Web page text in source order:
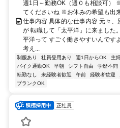
週1日～勤務OK（週０も相談可）
てくださいね ※お休みの希望も出
仕事内容 具体的な仕事内容 元々
が 転職して「太平洋」に来ました
平洋って すごく働きやすいんです
考え...
制服あり 社員登用あり 週1日からOK 主
バイク通勤OK
早朝 シフト自由 学歴不問
転勤なし
未経験者歓迎 午前 経験者歓迎
ブランクOK
正社員